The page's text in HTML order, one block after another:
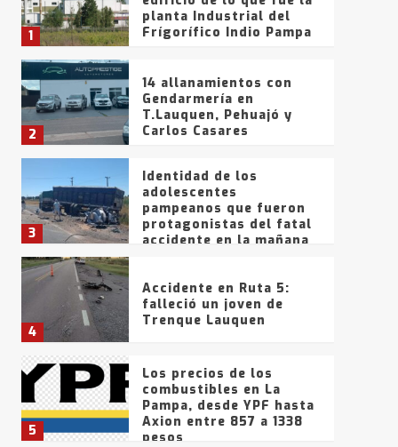
1
planta Industrial del
Frígorífico Indio Pampa
2
14 allanamientos con
Gendarmería en
T.Lauquen, Pehuajó y
Carlos Casares
3
Identidad de los
adolescentes
pampeanos que fueron
protagonistas del fatal
accidente en la mañana
4
Accidente en Ruta 5:
falleció un joven de
Trenque Lauquen
5
Los precios de los
combustibles en La
Pampa, desde YPF hasta
Axion entre 857 a 1338
pesos